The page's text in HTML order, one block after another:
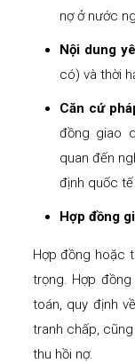
nợ ở nước
Nội dung
có) và thời
Căn cứ
đồng giao
quan đến
định quốc
Hợp đồng
Hợp đồng hoặc
trọng. Hợp
toán, quy định
tranh chấp,
thu hồi nợ.